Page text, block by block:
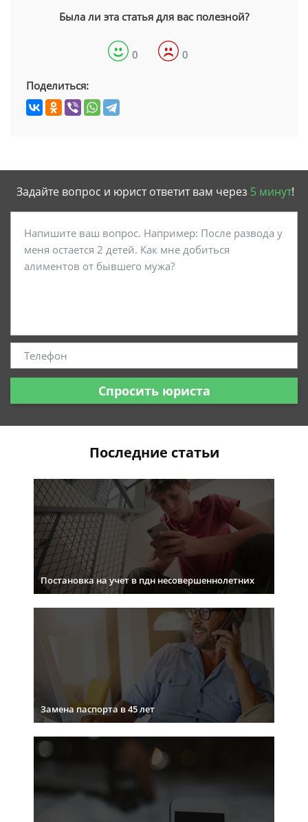
Была ли эта статья для вас полезной?
0 0
Поделиться:
Задайте вопрос и юрист ответит вам через 5 минут!
Спросить юриста
Последние статьи
Постановка на учет в пдн несовершеннолетних
Замена паспорта в 45 лет